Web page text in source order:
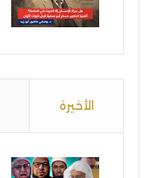
الأخيرة